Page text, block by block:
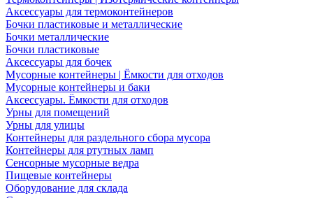
Аксессуары для термоконтейнеров
Бочки пластиковые и металлические
Бочки металлические
Бочки пластиковые
Аксессуары для бочек
Мусорные контейнеры | Ёмкости для отходов
Мусорные контейнеры и баки
Аксессуары. Ёмкости для отходов
Урны для помещений
Урны для улицы
Контейнеры для раздельного сбора мусора
Контейнеры для ртутных ламп
Сенсорные мусорные ведра
Пищевые контейнеры
Оборудование для склада